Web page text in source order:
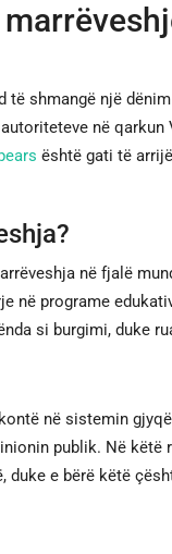
të shmangë një
në
është gati të
në fjalë
në programe
si burgimi, duke
në sistemin
publik. Në këtë
duke e bërë këtë